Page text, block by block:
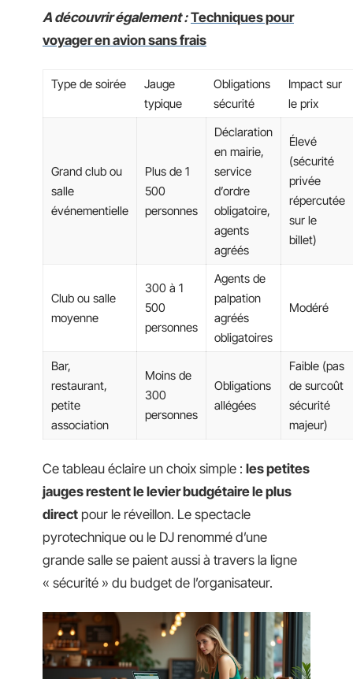
A découvrir également : Techniques pour
voyager en avion sans frais
Type de soirée
Jauge
typique
Obligations
sécurité
Impact sur
le prix
Grand club ou
salle
événementielle
Plus de 1
500
personnes
Déclaration
en mairie,
service
d’ordre
obligatoire,
agents
agréés
Élevé
(sécurité
privée
répercutée
sur le
billet)
Club ou salle
moyenne
300 à 1
500
personnes
Agents de
palpation
agréés
obligatoires
Modéré
Bar,
restaurant,
petite
association
Moins de
300
personnes
Obligations
allégées
Faible (pas
de surcoût
sécurité
majeur)
Ce tableau éclaire un choix simple : les petites
jauges restent le levier budgétaire le plus
direct pour le réveillon. Le spectacle
pyrotechnique ou le DJ renommé d’une
grande salle se paient aussi à travers la ligne
« sécurité » du budget de l’organisateur.